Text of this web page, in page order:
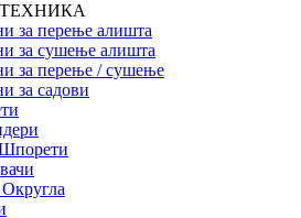
за перење алишта
за сушење алишта
за перење / сушење
за садови